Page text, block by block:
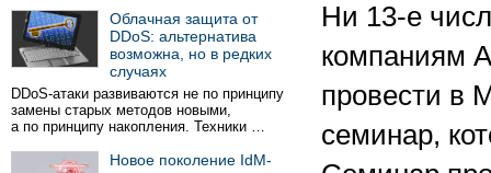
Облачная защита от
DDoS: альтернатива
возможна, но в редких
случаях
DDoS-атаки развиваются не по принципу
замены старых методов новыми,
а по принципу накопления. Техники …
Новое поколение IdM-
Ни 13-е
компаниям
провести в
семинар,